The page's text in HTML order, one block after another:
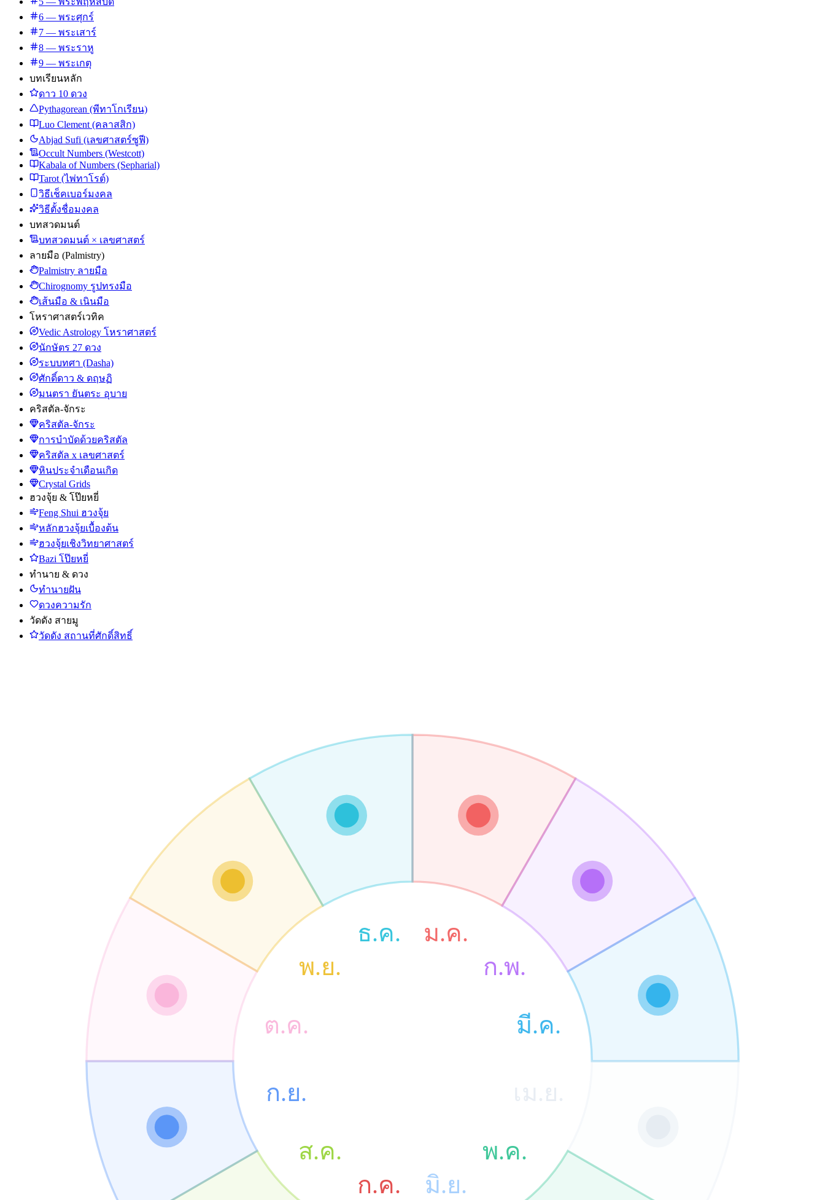
6 — พระศุกร์
7 — พระเสาร์
8 — พระราหู
9 — พระเกตุ
บทเรียนหลัก
ดาว 10 ดวง
Pythagorean (พีทาโกเรียน)
Luo Clement (คลาสสิก)
Abjad Sufi (เลขศาสตร์ซูฟี)
Occult Numbers (Westcott)
Kabala of Numbers (Sepharial)
Tarot (ไพ่ทาโรต์)
วิธีเช็คเบอร์มงคล
วิธีตั้งชื่อมงคล
บทสวดมนต์
บทสวดมนต์ × เลขศาสตร์
ลายมือ (Palmistry)
Palmistry ลายมือ
Chirognomy รูปทรงมือ
เส้นมือ & เนินมือ
โหราศาสตร์เวทิค
Vedic Astrology โหราศาสตร์
นักษัตร 27 ดวง
ระบบทศา (Dasha)
ศักดิ์ดาว & ดฤษฏิ
มนตรา ยันตระ อุบาย
คริสตัล-จักระ
คริสตัล-จักระ
การบำบัดด้วยคริสตัล
คริสตัล x เลขศาสตร์
หินประจำเดือนเกิด
Crystal Grids
ฮวงจุ้ย & โป๊ยหยี่
Feng Shui ฮวงจุ้ย
หลักฮวงจุ้ยเบื้องต้น
ฮวงจุ้ยเชิงวิทยาศาสตร์
Bazi โป๊ยหยี่
ทำนาย & ดวง
ทำนายฝัน
ดวงความรัก
วัดดัง สายมู
วัดดัง สถานที่ศักดิ์สิทธิ์
ม.ค.
ก.พ.
มี.ค.
พ.ค.
มิ.ย.
ก.ค.
ส.ค.
ก.ย.
ต.ค.
พ.ย.
ธ.ค.